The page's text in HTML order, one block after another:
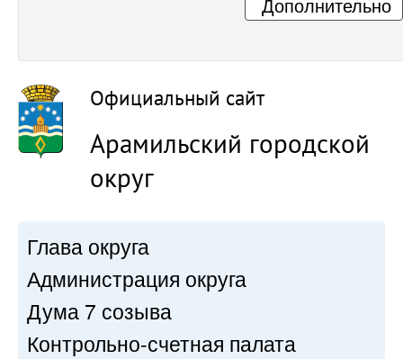
Официальный сайт
Арамильский городской
округ
Глава округа
Администрация округа
Дума 7 созыва
Контрольно-счетная палата